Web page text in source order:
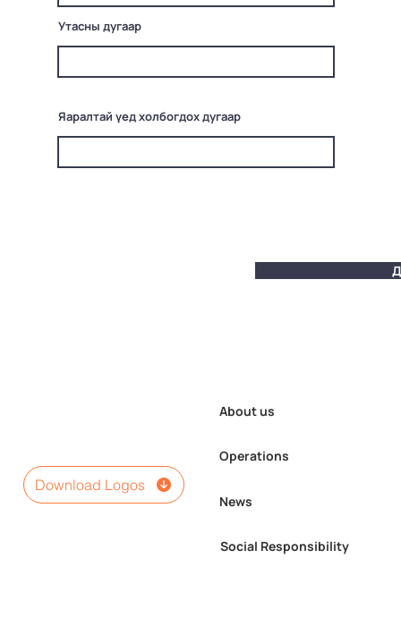
Утасны дугаар
Яаралтай үед холбогдох дугаар
Download Logos
About us
Operations
News
Social Responsibility